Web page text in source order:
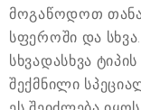
მოგაწოდოთ
სფეროში და
სხვადასხვა
შექმნილი